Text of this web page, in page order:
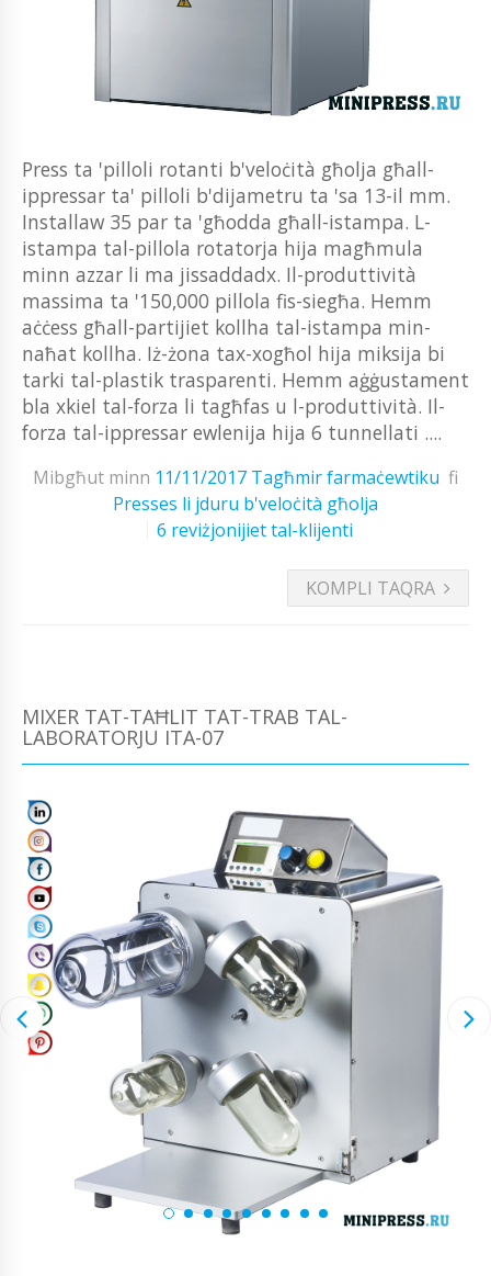
Press ta 'pilloli rotanti b'veloċità għolja għall-
ippressar ta' pilloli b'dijametru ta 'sa 13-il mm.
Installaw 35 par ta 'għodda għall-istampa. L-
istampa tal-pillola rotatorja hija magħmula
minn azzar li ma jissaddadx. Il-produttività
massima ta '150,000 pillola fis-siegħa. Hemm
aċċess għall-partijiet kollha tal-istampa min-
naħat kollha. Iż-żona tax-xogħol hija miksija bi
tarki tal-plastik trasparenti. Hemm aġġustament
bla xkiel tal-forza li tagħfas u l-produttività. Il-
forza tal-ippressar ewlenija hija 6 tunnellati ....
Mibgħut minn 11/11/2017 Tagħmir farmaċewtiku fi
Presses li jduru b'veloċità għolja
6 reviżjonijiet tal-klijenti
KOMPLI TAQRA
MIXER TAT-TAĦLIT TAT-TRAB TAL-
LABORATORJU ITA-07